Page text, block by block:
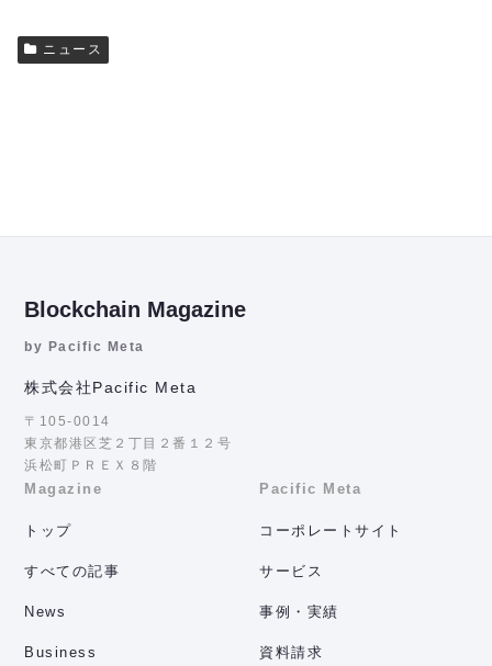
ニュース
Blockchain Magazine
by Pacific Meta
株式会社Pacific Meta
〒105-0014
東京都港区芝２丁目２番１２号
浜松町ＰＲＥＸ８階
Magazine
トップ
すべての記事
News
Business
Pacific Meta
コーポレートサイト
サービス
事例・実績
資料請求